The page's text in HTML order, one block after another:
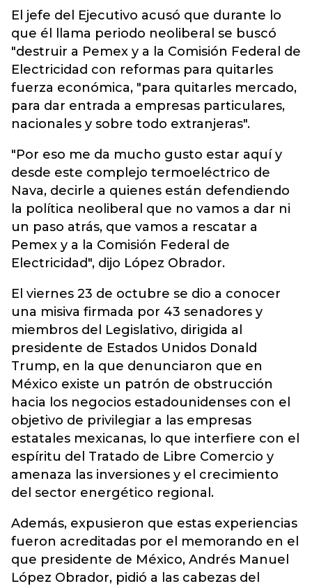
El jefe del Ejecutivo acusó que durante lo
que él llama periodo neoliberal se buscó
"destruir a Pemex y a la Comisión Federal de
Electricidad con reformas para quitarles
fuerza económica, "para quitarles mercado,
para dar entrada a empresas particulares,
nacionales y sobre todo extranjeras".
"Por eso me da mucho gusto estar aquí y
desde este complejo termoeléctrico de
Nava, decirle a quienes están defendiendo
la política neoliberal que no vamos a dar ni
un paso atrás, que vamos a rescatar a
Pemex y a la Comisión Federal de
Electricidad", dijo López Obrador.
El viernes 23 de octubre se dio a conocer
una misiva firmada por 43 senadores y
miembros del Legislativo, dirigida al
presidente de Estados Unidos Donald
Trump, en la que denunciaron que en
México existe un patrón de obstrucción
hacia los negocios estadounidenses con el
objetivo de privilegiar a las empresas
estatales mexicanas, lo que interfiere con el
espíritu del Tratado de Libre Comercio y
amenaza las inversiones y el crecimiento
del sector energético regional.
Además, expusieron que estas experiencias
fueron acreditadas por el memorando en el
que presidente de México, Andrés Manuel
López Obrador, pidió a las cabezas del